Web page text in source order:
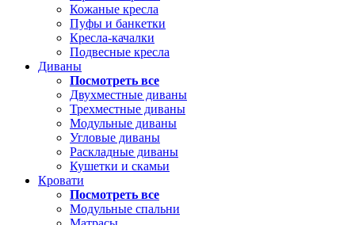
Кожаные кресла
Пуфы и банкетки
Кресла-качалки
Подвесные кресла
Диваны
Посмотреть все
Двухместные диваны
Трехместные диваны
Модульные диваны
Угловые диваны
Раскладные диваны
Кушетки и скамьи
Кровати
Посмотреть все
Модульные спальни